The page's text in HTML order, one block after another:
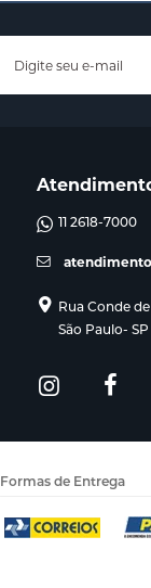
11 2618-7000
Rua Conde
São Paulo- SP
Formas de Entrega